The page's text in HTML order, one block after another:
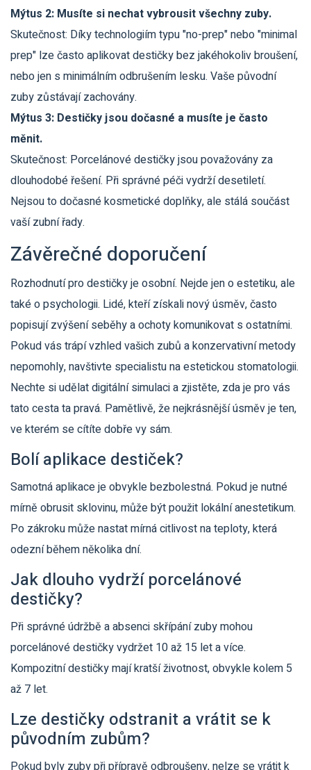
Mýtus 2: Musíte si nechat vybrousit všechny zuby.
Skutečnost: Díky technologiím typu "no-prep" nebo "minimal
prep" lze často aplikovat destičky bez jakéhokoliv broušení,
nebo jen s minimálním odbrušením lesku. Vaše původní
zuby zůstávají zachovány.
Mýtus 3: Destičky jsou dočasné a musíte je často
měnit.
Skutečnost: Porcelánové destičky jsou považovány za
dlouhodobé řešení. Při správné péči vydrží desetiletí.
Nejsou to dočasné kosmetické doplňky, ale stálá součást
vaší zubní řady.
Závěrečné doporučení
Rozhodnutí pro destičky je osobní. Nejde jen o estetiku, ale
také o psychologii. Lidé, kteří získali nový úsměv, často
popisují zvýšení seběhy a ochoty komunikovat s ostatními.
Pokud vás trápí vzhled vašich zubů a konzervativní metody
nepomohly, navštivte specialistu na estetickou stomatologii.
Nechte si udělat digitální simulaci a zjistěte, zda je pro vás
tato cesta ta pravá. Pamětlivě, že nejkrásnější úsměv je ten,
ve kterém se cítíte dobře vy sám.
Bolí aplikace destiček?
Samotná aplikace je obvykle bezbolestná. Pokud je nutné
mírně obrusit sklovinu, může být použit lokální anestetikum.
Po zákroku může nastat mírná citlivost na teploty, která
odezní během několika dní.
Jak dlouho vydrží porcelánové
destičky?
Při správné údržbě a absenci skřípání zuby mohou
porcelánové destičky vydržet 10 až 15 let a více.
Kompozitní destičky mají kratší životnost, obvykle kolem 5
až 7 let.
Lze destičky odstranit a vrátit se k
původním zubům?
Pokud byly zuby při přípravě odbroušeny, nelze se vrátit k